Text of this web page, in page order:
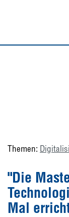
Themen:
"Die
Mal